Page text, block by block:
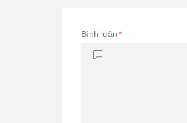
Bình luận*